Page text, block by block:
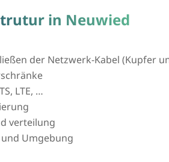
in Neuwied
der Netzwerk-Kabel (Kupfer
LTE, …
verteilung
Umgebung